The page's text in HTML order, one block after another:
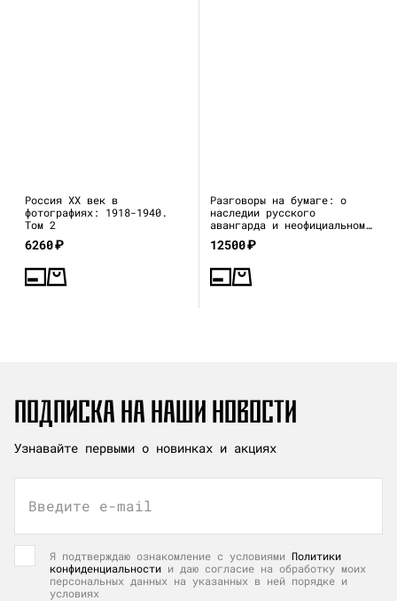
Россия XX век в
фотографиях: 1918-1940.
Том 2
6260₽
Разговоры на бумаге: о
наследии русского
авангарда и неофициальном
искусстве 1970–80-х
12500₽
ПОДПИСКА НА НАШИ НОВОСТИ
Узнавайте первыми о новинках и акциях
Введите e-mail
Я подтверждаю ознакомление с условиями Политики
конфиденциальности и даю согласие на обработку моих
персональных данных на указанных в ней порядке и
условиях